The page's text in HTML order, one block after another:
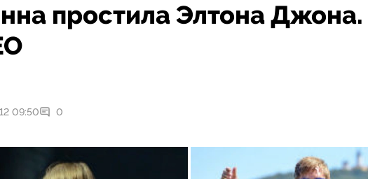
простила Элтона Джона.
09:50 0